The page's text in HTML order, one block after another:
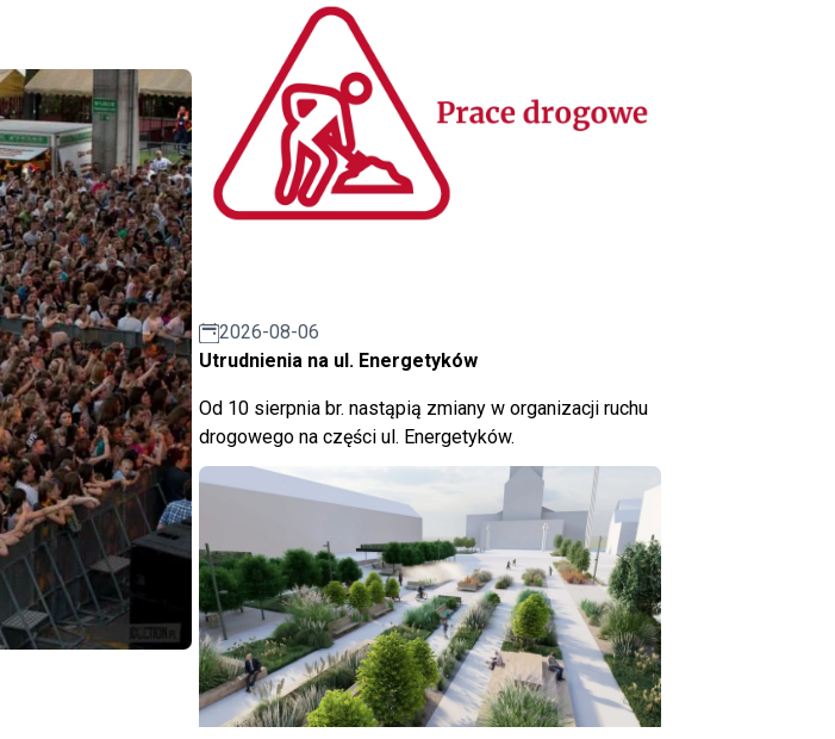
2026-08-06
Utrudnienia na ul. Energetyków
Od 10 sierpnia br. nastąpią zmiany w organizacji ruchu
drogowego na części ul. Energetyków.